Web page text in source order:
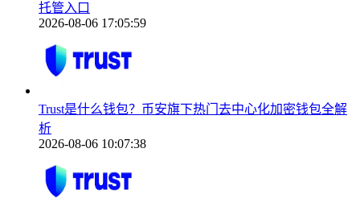
托管入口
2026-08-06 17:05:59
Trust是什么钱包？币安旗下热门去中心化加密钱包全解
析
2026-08-06 10:07:38